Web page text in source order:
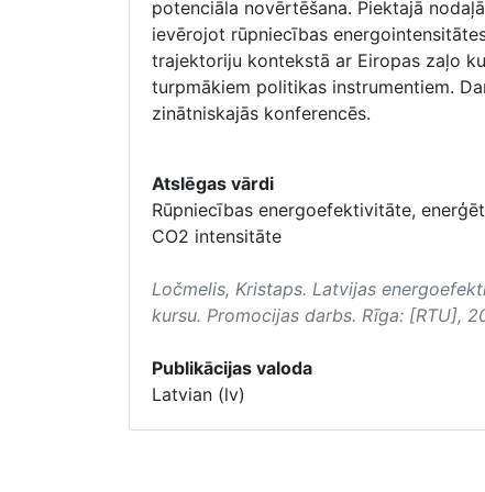
potenciāla novērtēšana. Piektajā
ievērojot rūpniecības
trajektoriju kontekstā ar Eiropas zaļo
turpmākiem politikas instrumentiem.
zinātniskajās konferencēs.
Atslēgas vārdi
Rūpniecības energoefektivitāte,
CO2 intensitāte
Ločmelis, Kristaps. Latvijas
kursu. Promocijas darbs. Rīga: [RTU],
Publikācijas valoda
Latvian (lv)